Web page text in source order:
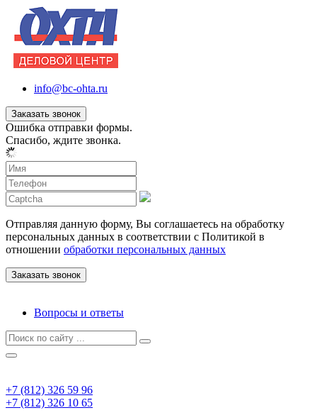
info@bc-ohta.ru
Заказать звонок
Ошибка отправки формы.
Спасибо, ждите звонка.
Отправляя данную форму, Вы соглашаетесь на обработку
персональных данных в соответствии с Политикой в
отношении обработки персональных данных
Вопросы и ответы
+7 (812) 326 59 96
+7 (812) 326 10 65